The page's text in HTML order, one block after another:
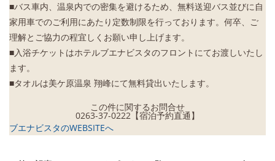
■バス車内、温泉内での密集を避けるため、無料送迎バス並びに自
家用車でのご利用にあたり定数制限を行っております。何卒、ご
理解とご協力の程宜しくお願い申し上げます。
■入浴チケットはホテルブエナビスタのフロントにてお渡しいたし
ます。
■タオルは美ケ原温泉 翔峰にて無料貸出いたします。
この件に関するお問合せ
0263-37-0222【宿泊予約直通】
ブエナビスタのWEBSITEへ